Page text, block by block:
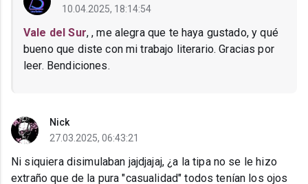
10.04.2025, 18:14:54
Vale del Sur, , me alegra que te haya gustado, y qué
bueno que diste con mi trabajo literario. Gracias por
leer. Bendiciones.
Nick
27.03.2025, 06:43:21
Ni siquiera disimulaban jajdjajaj, ¿a la tipa no se le hizo
extraño que de la pura "casualidad" todos tenían los ojos